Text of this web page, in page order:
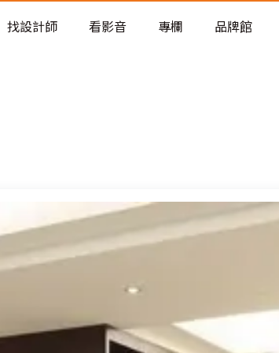
老屋預算分配與高 CP 值煥新術
找設計師 看影音 專欄 品牌館